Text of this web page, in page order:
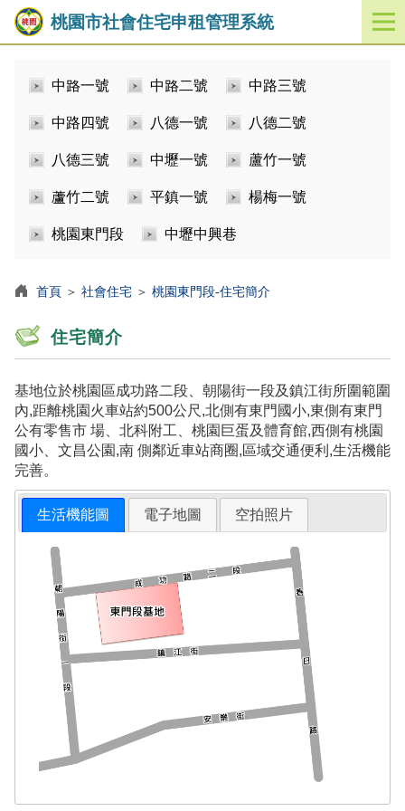
桃園市社會住宅申租管理系統
開
啟
中路一號 中路二號 中路三號
中路四號 八德一號 八德二號
八德三號 中壢一號 蘆竹一號
蘆竹二號 平鎮一號 楊梅一號
桃園東門段 中壢中興巷
首頁 ＞ 社會住宅 ＞ 桃園東門段-住宅簡介
住宅簡介
基地位於桃園區成功路二段、朝陽街一段及鎮江街所圍範圍
內,距離桃園火車站約500公尺,北側有東門國小,東側有東門
公有零售市 場、北科附工、桃園巨蛋及體育館,西側有桃園
國小、文昌公園,南 側鄰近車站商圈,區域交通便利,生活機能
完善。
生活機能圖 電子地圖 空拍照片